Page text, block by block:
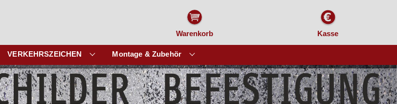
Warenkorb Kasse
VERKEHRSZEICHEN Montage & Zubehör